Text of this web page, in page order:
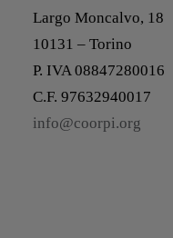
Largo Moncalvo, 18
10131 – Torino
P. IVA 08847280016
C.F. 97632940017
info@coorpi.org